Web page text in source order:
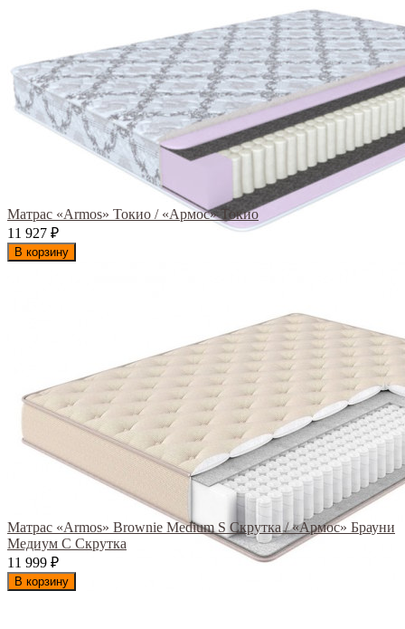
Матрас «Armos» Токио / «Армос» Токио
11 927 ₽
В корзину
Матрас «Armos» Brownie Medium S Скрутка / «Армос» Брауни
Медиум С Скрутка
11 999 ₽
В корзину